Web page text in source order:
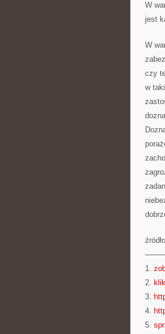
W
jest
W
czy
w
1.
2.
3.
4.
5.